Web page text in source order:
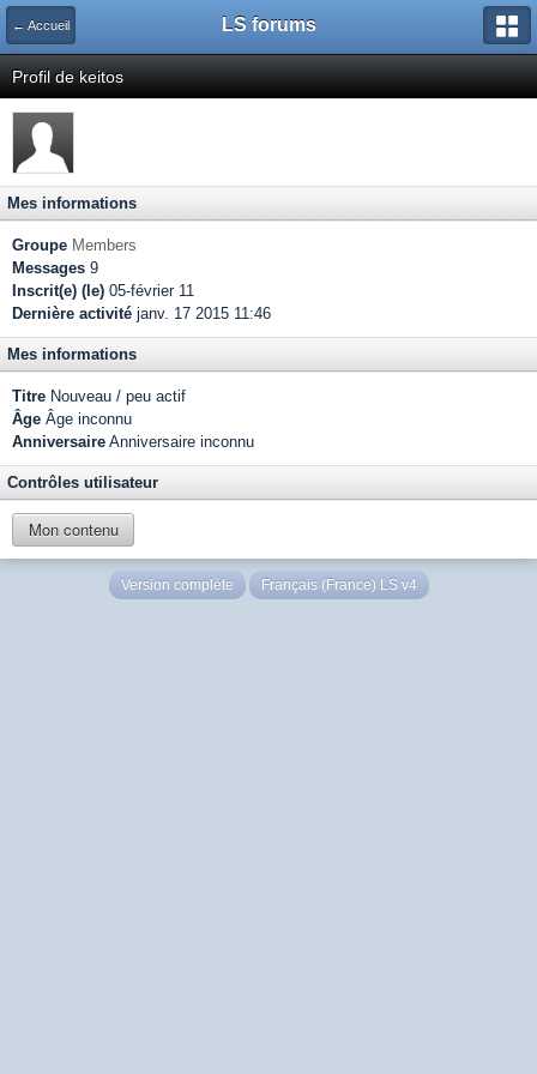
← Accueil LS forums
Profil de keitos
Mes informations
Groupe Members
Messages 9
Inscrit(e) (le) 05-février 11
Dernière activité janv. 17 2015 11:46
Mes informations
Titre Nouveau / peu actif
Âge Âge inconnu
Anniversaire Anniversaire inconnu
Contrôles utilisateur
Mon contenu
Version complète Français (France) LS v4